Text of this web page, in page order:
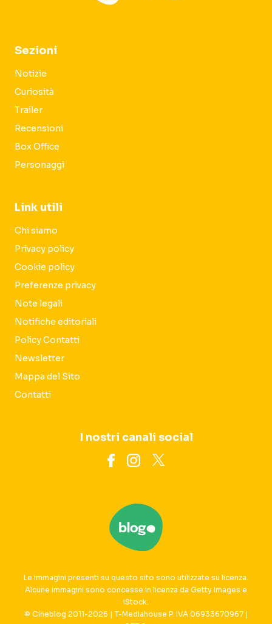
Sezioni
Notizie
Curiosità
Trailer
Recensioni
Box Office
Personaggi
Link utili
Chi siamo
Privacy policy
Cookie policy
Preferenze privacy
Note legali
Notifiche editoriali
Policy Contatti
Newsletter
Mappa del Sito
Contatti
I nostri canali social
Le immagini presenti su questo sito sono utilizzate su licenza.
Alcune immagini sono concesse in licenza da Getty Images e
iStock.
© Cineblog 2011-2026 | T-Mediahouse P. IVA 06933670967 |